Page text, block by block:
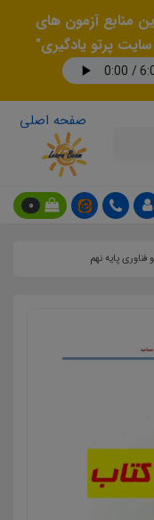
منابع آزمون های
پرتو یادگیری"
صفحه اصلی
0
پایه نهم